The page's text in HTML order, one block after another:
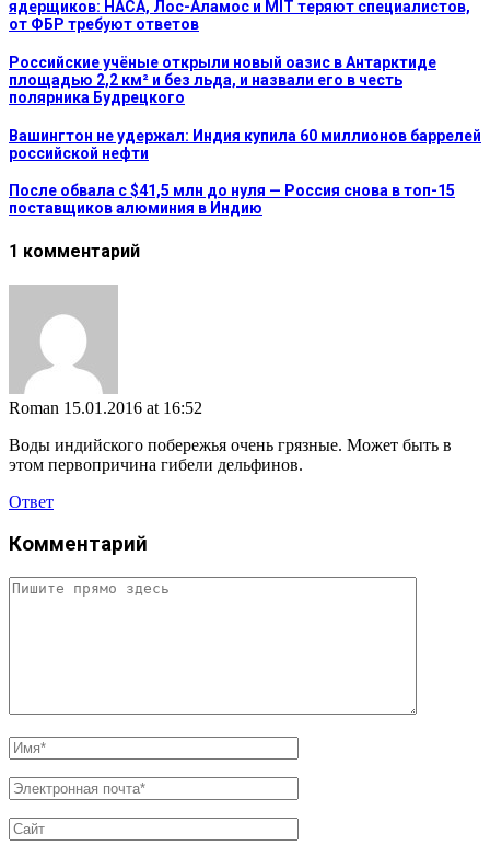
ядерщиков: НАСА, Лос-Аламос и MIT теряют специалистов,
от ФБР требуют ответов
Российские учёные открыли новый оазис в Антарктиде
площадью 2,2 км² и без льда, и назвали его в честь
полярника Будрецкого
Вашингтон не удержал: Индия купила 60 миллионов баррелей
российской нефти
После обвала с $41,5 млн до нуля — Россия снова в топ-15
поставщиков алюминия в Индию
1 комментарий
Roman 15.01.2016 at 16:52
Воды индийского побережья очень грязные. Может быть в
этом первопричина гибели дельфинов.
Ответ
Комментарий